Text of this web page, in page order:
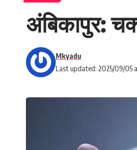
अंबिकापुर:
Last updated: 2025/09/05
Mkyadu